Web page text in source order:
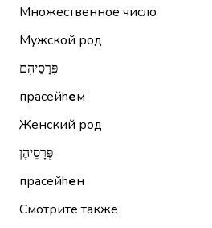
Множественное число
Мужской род
פְּרָסֵיהֶם
прасейhем
Женский род
פְּרָסֵיהֶן
прасейhен
Смотрите также